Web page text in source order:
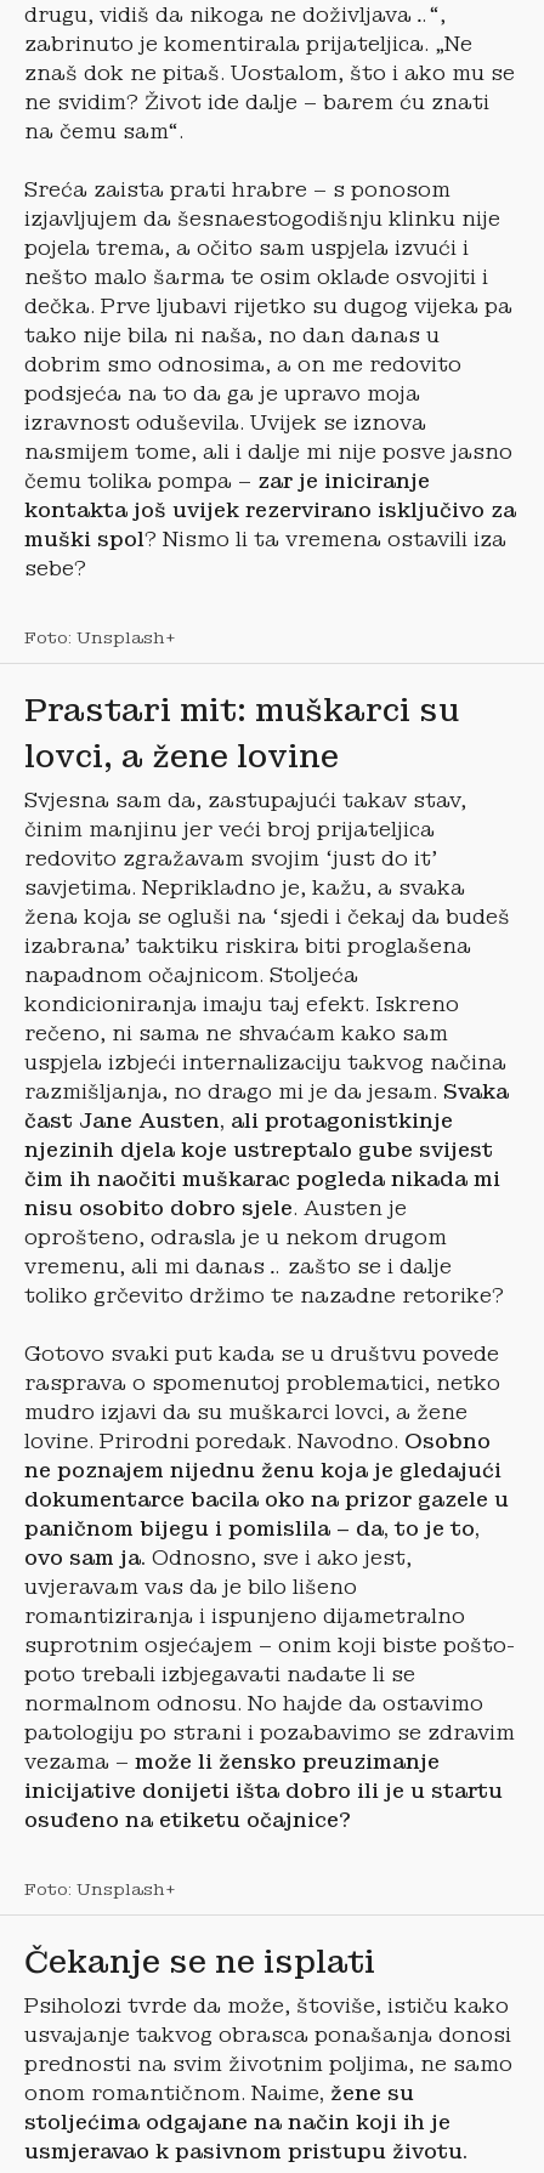
drugu, vidiš da nikoga ne doživljava…“,
zabrinuto je komentirala prijateljica. „Ne
znaš dok ne pitaš. Uostalom, što i ako mu se
ne svidim? Život ide dalje – barem ću znati
na čemu sam“.
Sreća zaista prati hrabre – s ponosom
izjavljujem da šesnaestogodišnju klinku nije
pojela trema, a očito sam uspjela izvući i
nešto malo šarma te osim oklade osvojiti i
dečka. Prve ljubavi rijetko su dugog vijeka pa
tako nije bila ni naša, no dan danas u
dobrim smo odnosima, a on me redovito
podsjeća na to da ga je upravo moja
izravnost oduševila. Uvijek se iznova
nasmijem tome, ali i dalje mi nije posve jasno
čemu tolika pompa – zar je iniciranje
kontakta još uvijek rezervirano isključivo za
muški spol? Nismo li ta vremena ostavili iza
sebe?
Foto: Unsplash+
Prastari mit: muškarci su
lovci, a žene lovine
Svjesna sam da, zastupajući takav stav,
činim manjinu jer veći broj prijateljica
redovito zgražavam svojim ‘just do it’
savjetima. Neprikladno je, kažu, a svaka
žena koja se ogluši na ‘sjedi i čekaj da budeš
izabrana’ taktiku riskira biti proglašena
napadnom očajnicom. Stoljeća
kondicioniranja imaju taj efekt. Iskreno
rečeno, ni sama ne shvaćam kako sam
uspjela izbjeći internalizaciju takvog načina
razmišljanja, no drago mi je da jesam. Svaka
čast Jane Austen, ali protagonistkinje
njezinih djela koje ustreptalo gube svijest
čim ih naočiti muškarac pogleda nikada mi
nisu osobito dobro sjele. Austen je
oprošteno, odrasla je u nekom drugom
vremenu, ali mi danas… zašto se i dalje
toliko grčevito držimo te nazadne retorike?
Gotovo svaki put kada se u društvu povede
rasprava o spomenutoj problematici, netko
mudro izjavi da su muškarci lovci, a žene
lovine. Prirodni poredak. Navodno. Osobno
ne poznajem nijednu ženu koja je gledajući
dokumentarce bacila oko na prizor gazele u
paničnom bijegu i pomislila – da, to je to,
ovo sam ja. Odnosno, sve i ako jest,
uvjeravam vas da je bilo lišeno
romantiziranja i ispunjeno dijametralno
suprotnim osjećajem – onim koji biste pošto-
poto trebali izbjegavati nadate li se
normalnom odnosu. No hajde da ostavimo
patologiju po strani i pozabavimo se zdravim
vezama – može li žensko preuzimanje
inicijative donijeti išta dobro ili je u startu
osuđeno na etiketu očajnice?
Foto: Unsplash+
Čekanje se ne isplati
Psiholozi tvrde da može, štoviše, ističu kako
usvajanje takvog obrasca ponašanja donosi
prednosti na svim životnim poljima, ne samo
onom romantičnom. Naime, žene su
stoljećima odgajane na način koji ih je
usmjeravao k pasivnom pristupu životu.